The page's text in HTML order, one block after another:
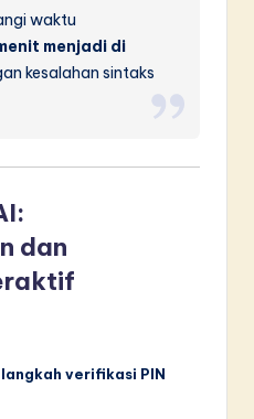
waktu
menjadi di
kesalahan sintaks
dan
verifikasi PIN